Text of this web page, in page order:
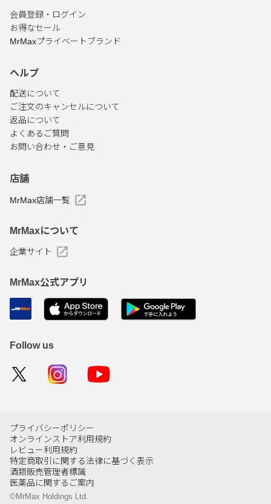
会員登録・ログイン
お得なセール
MrMaxプライベートブランド
ヘルプ
配送について
ご注文のキャンセルについて
返品について
よくあるご質問
お問い合わせ・ご意見
店舗
MrMax店舗一覧
MrMaxについて
企業サイト
MrMax公式アプリ
Follow us
プライバシーポリシー
オンラインストア利用規約
レビュー利用規約
特定商取引に関する法律に基づく表示
酒類販売管理者標識
医薬品に関するご案内
©MrMax Holdings Ltd.